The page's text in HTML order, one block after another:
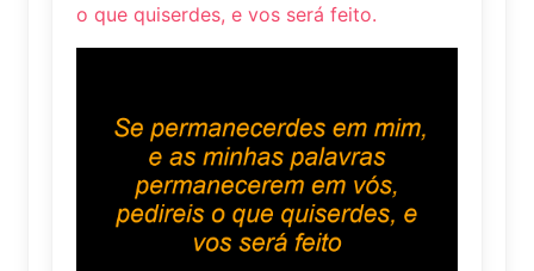
o que quiserdes, e vos será feito.